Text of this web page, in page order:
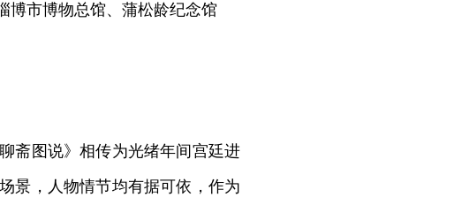
市博物总馆、蒲松龄纪念馆
图说》相传为光绪年间宫廷进
景，人物情节均有据可依，作为